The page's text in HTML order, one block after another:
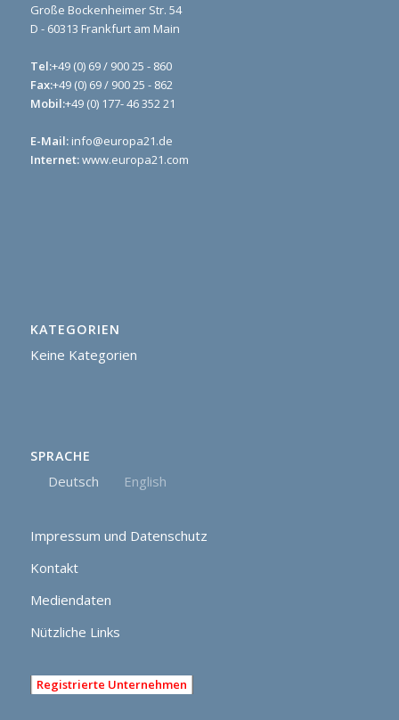
Große Bockenheimer Str. 54
D - 60313 Frankfurt am Main
Tel:+49 (0) 69 / 900 25 - 860
Fax:+49 (0) 69 / 900 25 - 862
Mobil:+49 (0) 177- 46 352 21
E-Mail: info@europa21.de
Internet:www.europa21.com
KATEGORIEN
Keine Kategorien
SPRACHE
Deutsch English
Impressum und Datenschutz
Kontakt
Mediendaten
Nützliche Links
Registrierte Unternehmen